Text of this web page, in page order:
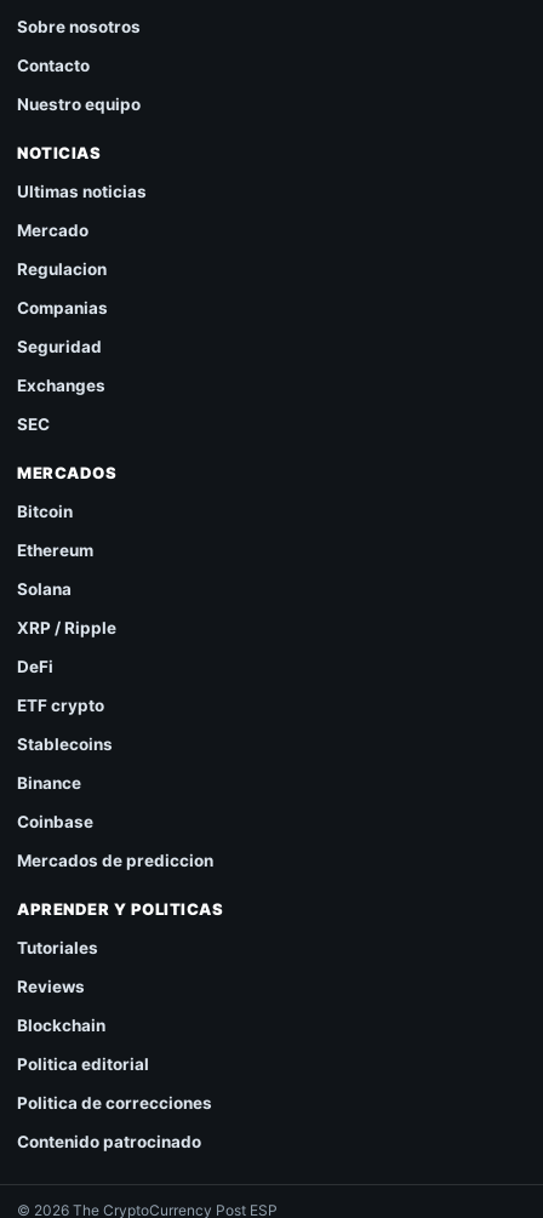
Sobre nosotros
Contacto
Nuestro equipo
NOTICIAS
Ultimas noticias
Mercado
Regulacion
Companias
Seguridad
Exchanges
SEC
MERCADOS
Bitcoin
Ethereum
Solana
XRP / Ripple
DeFi
ETF crypto
Stablecoins
Binance
Coinbase
Mercados de prediccion
APRENDER Y POLITICAS
Tutoriales
Reviews
Blockchain
Politica editorial
Politica de correcciones
Contenido patrocinado
© 2026 The CryptoCurrency Post ESP